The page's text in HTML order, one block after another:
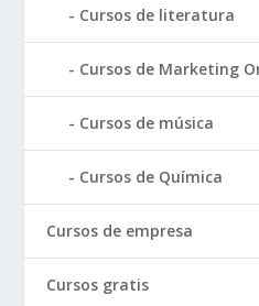
Cursos de literatura
Cursos de Marketing
Cursos de música
Cursos de Química
Cursos de empresa
Cursos gratis